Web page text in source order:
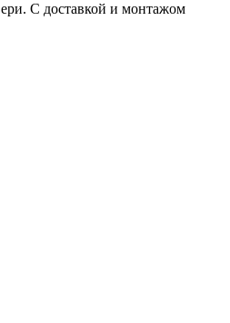
С доставкой и монтажом